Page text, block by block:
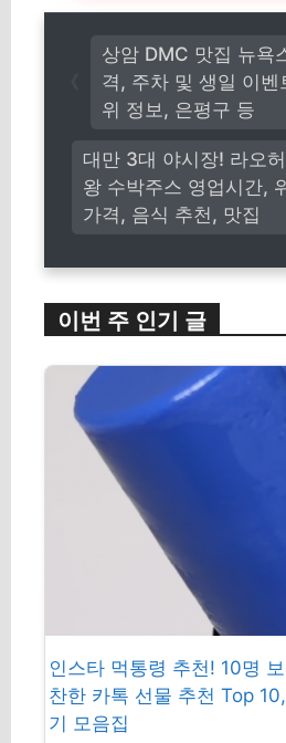
대만 3대 야시장! 라오
왕 수박주스 영업시간,
가격, 음식 추천, 맛집
상암 DMC 맛집 뉴욕
격, 주차 및 생일 이벤
위 정보, 은평구 등
이번 주 인기 글
인스타 먹통령 추천! 10명
찬한 카톡 선물 추천 Top
기 모음집